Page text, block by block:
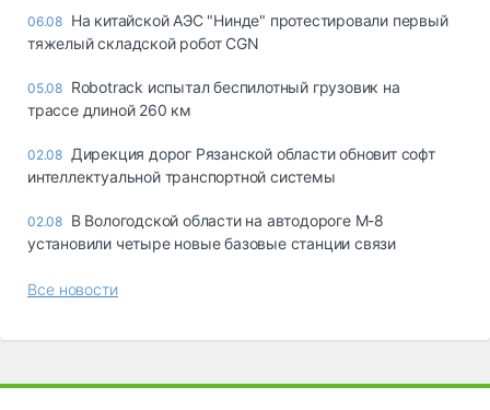
06.08 На китайской АЭС "Нинде" протестировали первый
тяжелый складской робот CGN
05.08 Robotrack испытал беспилотный грузовик на
трассе длиной 260 км
02.08 Дирекция дорог Рязанской области обновит софт
интеллектуальной транспортной системы
02.08 В Вологодской области на автодороге М-8
установили четыре новые базовые станции связи
Все новости